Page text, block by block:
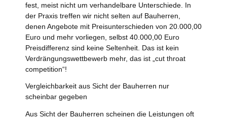
fest, meist nicht um verhandelbare Unterschiede. In
der Praxis treffen wir nicht selten auf Bauherren,
denen Angebote mit Preisunterschieden von 20.000,00
Euro und mehr vorliegen, selbst 40.000,00 Euro
Preisdifferenz sind keine Seltenheit. Das ist kein
Verdrängungswettbewerb mehr, das ist „cut throat
competition“!
Vergleichbarkeit aus Sicht der Bauherren nur
scheinbar gegeben
Aus Sicht der Bauherren scheinen die Leistungen oft